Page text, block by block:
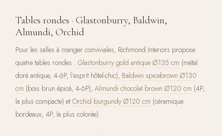
Tables rondes · Glastonburry, Baldwin,
Almundi, Orchid
Pour les salles à manger conviviales, Richmond Interiors propose
quatre tables rondes :Glastonburry gold antique Ø135 cm (métal
doré antique, 4-6P, l’esprit hôtel-chic), Baldwin spicebrown Ø130
cm (bois brun épicé, 4-6P),Almundi chocolat brown Ø120 cm (4P,
la plus compacte) etOrchid burgundy Ø120 cm (céramique
bordeaux, 4P, la plus colorée).